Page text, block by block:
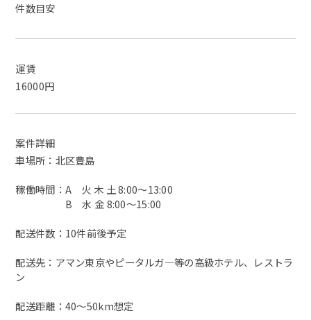
件数目安
運賃
16000円
案件詳細
車場所：北区豊島
稼働時間：A 火 木 土 8:00～13:00
B 水 金 8:00～15:00
配送件数：10件前後予定
配送先：アマン東京やピータルガ―等の高級ホテル、レストラ
ン
配送距離：40〜50km想定